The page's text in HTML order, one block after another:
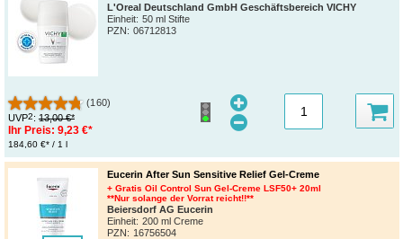
L'Oreal Deutschland GmbH Geschäftsbereich VICHY
Einheit: 50 ml Stifte
PZN: 06712813
(160)
UVP2: 13,00 €*
Ihr Preis: 9,23 €*
184,60 €* / 1 l
Eucerin After Sun Sensitive Relief Gel-Creme
+ Gratis Oil Control Sun Gel-Creme LSF50+ 20ml
**Nur solange der Vorrat reicht!!**
Beiersdorf AG Eucerin
Einheit: 200 ml Creme
PZN: 16756504